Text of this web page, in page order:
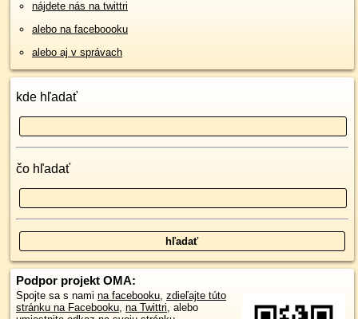
nájdete nás na twittri
alebo na faceboooku
alebo aj v správach
kde hľadať
čo hľadať
Podpor projekt OMA:
Spojte sa s nami na facebooku, zdieľajte túto
stránku na Facebooku, na Twittri, alebo